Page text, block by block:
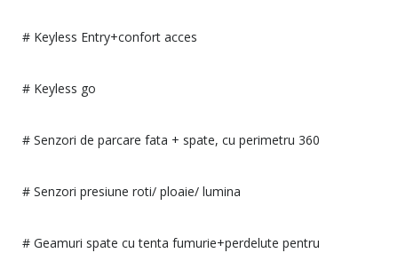
# Keyless Entry+confort acces
# Keyless go
# Senzori de parcare fata + spate, cu perimetru 360
# Senzori presiune roti/ ploaie/ lumina
# Geamuri spate cu tenta fumurie+perdelute pentru